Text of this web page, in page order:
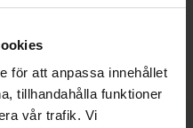
för att anpassa innehållet
tillhandahålla funktioner
vår trafik. Vi
g, 239 kr.